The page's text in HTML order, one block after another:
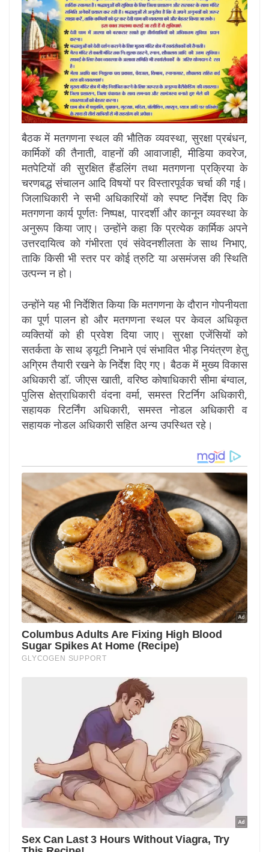
बैठक में मतगणना स्थल की भौतिक व्यवस्था, सुरक्षा प्रबंधन,
कार्मिकों की तैनाती, वाहनों की आवाजाही, मीडिया कवरेज,
मतपेटियों की सुरक्षित हैंडलिंग तथा मतगणना प्रक्रिया के
चरणबद्ध संचालन आदि विषयों पर विस्तारपूर्वक चर्चा की गई।
जिलाधिकारी ने सभी अधिकारियों को स्पष्ट निर्देश दिए कि
मतगणना कार्य पूर्णतः निष्पक्ष, पारदर्शी और कानून व्यवस्था के
अनुरूप किया जाए। उन्होंने कहा कि प्रत्येक कार्मिक अपने
उत्तरदायित्व को गंभीरता एवं संवेदनशीलता के साथ निभाए,
ताकि किसी भी स्तर पर कोई त्रुटि या असमंजस की स्थिति
उत्पन्न न हो।
उन्होंने यह भी निर्देशित किया कि मतगणना के दौरान गोपनीयता
का पूर्ण पालन हो और मतगणना स्थल पर केवल अधिकृत
व्यक्तियों को ही प्रवेश दिया जाए। सुरक्षा एजेंसियों को
सतर्कता के साथ ड्यूटी निभाने एवं संभावित भीड़ नियंत्रण हेतु
अग्रिम तैयारी रखने के निर्देश दिए गए। बैठक में मुख्य विकास
अधिकारी डॉ. जीएस खाती, वरिष्ठ कोषाधिकारी सीमा बंग्वाल,
पुलिस क्षेत्राधिकारी वंदना वर्मा, समस्त रिटर्निग अधिकारी,
सहायक रिटर्निंग अधिकारी, समस्त नोडल अधिकारी व
सहायक नोडल अधिकारी सहित अन्य उपस्थित रहे।